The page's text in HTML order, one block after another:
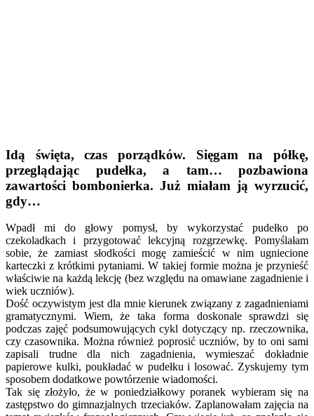
Idą święta, czas porządków. Sięgam na półkę,
przeglądając pudełka, a tam… pozbawiona
zawartości bombonierka. Już miałam ją wyrzucić,
gdy…
Wpadł mi do głowy pomysł, by wykorzystać pudełko po
czekoladkach i przygotować lekcyjną rozgrzewkę. Pomyślałam
sobie, że zamiast słodkości mogę zamieścić w nim ugniecione
karteczki z krótkimi pytaniami. W takiej formie można je przynieść
właściwie na każdą lekcję (bez względu na omawiane zagadnienie i
wiek uczniów).
Dość oczywistym jest dla mnie kierunek związany z zagadnieniami
gramatycznymi. Wiem, że taka forma doskonale sprawdzi się
podczas zajęć podsumowujących cykl dotyczący np. rzeczownika,
czy czasownika. Można również poprosić uczniów, by to oni sami
zapisali trudne dla nich zagadnienia, wymieszać dokładnie
papierowe kulki, poukładać w pudełku i losować. Zyskujemy tym
sposobem dodatkowe powtórzenie wiadomości.
Tak się złożyło, że w poniedziałkowy poranek wybieram się na
zastępstwo do gimnazjalnych trzeciaków. Zaplanowałam zajęcia na